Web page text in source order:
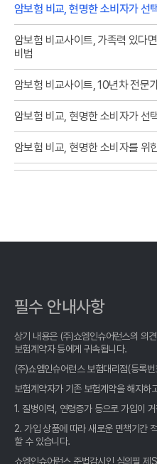
암보험 비교, 현명한 소비자가
암보험 비교사이트, 가족력 있다
비법
암보험 비교사이트, 10년차 전문
암보험 비교, 현명한 소비자가 선
암보험 비교, 현명한 소비자를 위
암보험 비교, 숨겨진 꿀팁 대방출!
암보험 비교, 클릭 몇 번으로 끝?
암보험 비교, 발품 팔지 마세요!
암보험 비교사이트, 2026년 가입
선택 가이드
필수 안내사항
상기 내용은 (주)쇼엠인슈어런스의 의
보험계약자 등에게 귀속됩니다.
(주)쇼엠인슈어런스 보험대리점(등
보험계약자가 기존 보험계약을 해지하
1. 질병이력, 연령증가 등으로 가입이
2. 가입 상품에 따라 새로운 면책기간
할 수 있습니다.
쇼엠인슈어런스 준법감시인 심의필